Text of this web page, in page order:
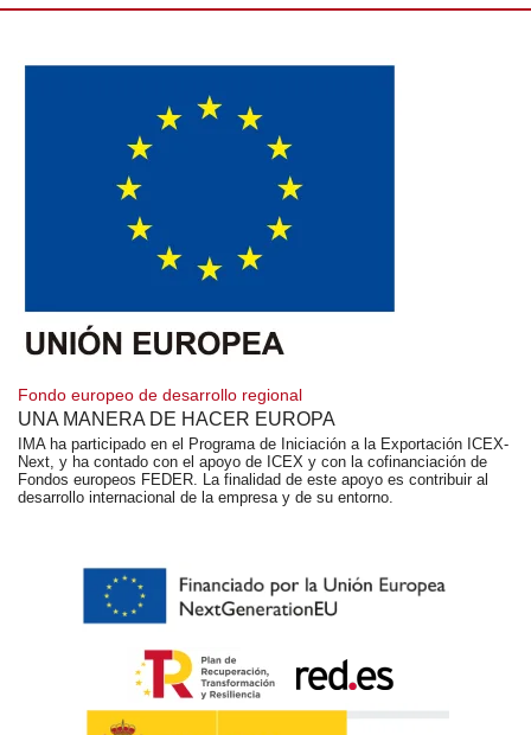
Fondo europeo de desarrollo regional
UNA MANERA DE HACER EUROPA
IMA ha participado en el Programa de Iniciación a la Exportación ICEX-
Next, y ha contado con el apoyo de ICEX y con la cofinanciación de
Fondos europeos FEDER. La finalidad de este apoyo es contribuir al
desarrollo internacional de la empresa y de su entorno.